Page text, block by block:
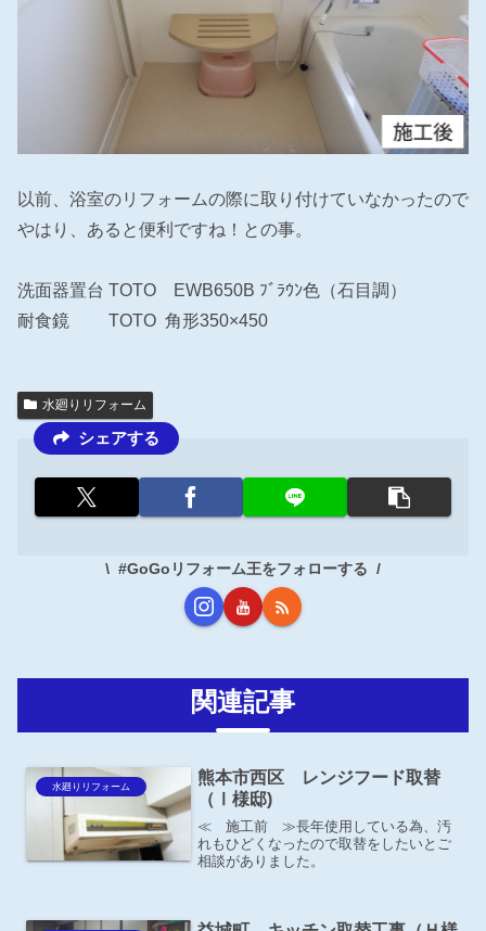
以前、浴室のリフォームの際に取り付けていなかったので
やはり、あると便利ですね！との事。
洗面器置台 TOTO EWB650B ﾌﾞﾗｳﾝ色（石目調）
耐食鏡 TOTO 角形350×450
水廻りリフォーム
シェアする
#GoGoリフォーム王をフォローする
関連記事
水廻りリフォーム
熊本市西区 レンジフード取替
（Ⅰ様邸)
≪ 施工前 ≫長年使用している為、汚
れもひどくなったので取替をしたいとご
相談がありました。